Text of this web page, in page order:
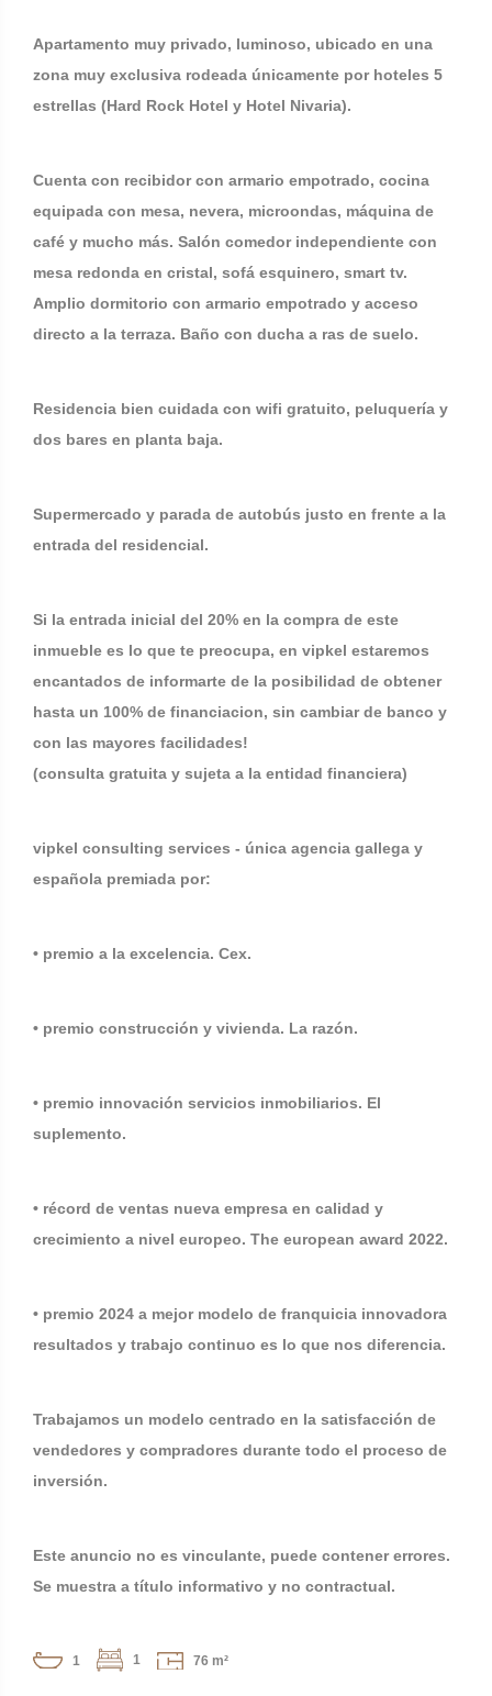
Apartamento muy privado, luminoso, ubicado en una
zona muy exclusiva rodeada únicamente por hoteles 5
estrellas (Hard Rock Hotel y Hotel Nivaria).
Cuenta con recibidor con armario empotrado, cocina
equipada con mesa, nevera, microondas, máquina de
café y mucho más. Salón comedor independiente con
mesa redonda en cristal, sofá esquinero, smart tv.
Amplio dormitorio con armario empotrado y acceso
directo a la terraza. Baño con ducha a ras de suelo.
Residencia bien cuidada con wifi gratuito, peluquería y
dos bares en planta baja.
Supermercado y parada de autobús justo en frente a la
entrada del residencial.
Si la entrada inicial del 20% en la compra de este
inmueble es lo que te preocupa, en vipkel estaremos
encantados de informarte de la posibilidad de obtener
hasta un 100% de financiacion, sin cambiar de banco y
con las mayores facilidades!
(consulta gratuita y sujeta a la entidad financiera)
vipkel consulting services - única agencia gallega y
española premiada por:
• premio a la excelencia. Cex.
• premio construcción y vivienda. La razón.
• premio innovación servicios inmobiliarios. El
suplemento.
• récord de ventas nueva empresa en calidad y
crecimiento a nivel europeo. The european award 2022.
• premio 2024 a mejor modelo de franquicia innovadora
resultados y trabajo continuo es lo que nos diferencia.
Trabajamos un modelo centrado en la satisfacción de
vendedores y compradores durante todo el proceso de
inversión.
Este anuncio no es vinculante, puede contener errores.
Se muestra a título informativo y no contractual.
1 1 76 m²